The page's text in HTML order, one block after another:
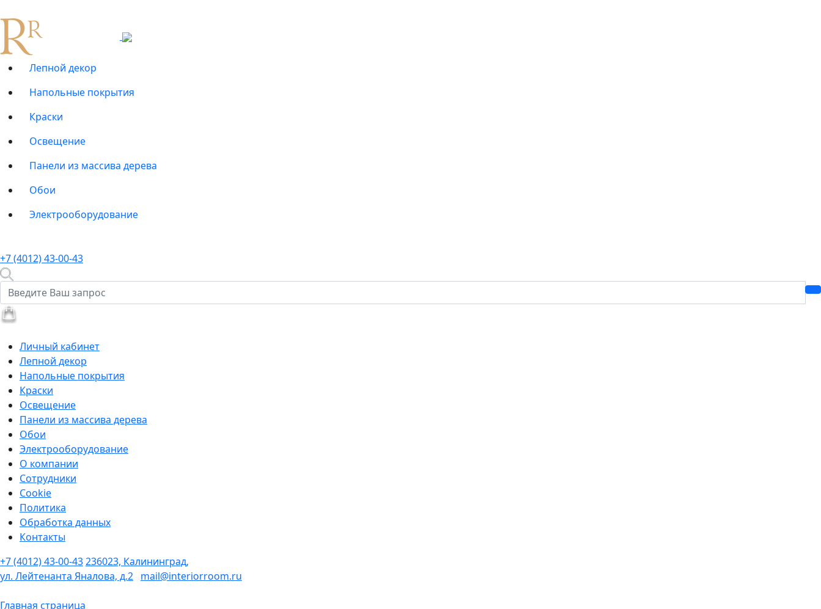
Лепной декор
Напольные покрытия
Краски
Освещение
Панели из массива дерева
Обои
Электрооборудование
+7 (4012) 43-00-43
Личный кабинет
Лепной декор
Напольные покрытия
Краски
Освещение
Панели из массива дерева
Обои
Электрооборудование
О компании
Сотрудники
Cookie
Политика
Обработка данных
Контакты
+7 (4012) 43-00-43236023, Калининград,
ул. Лейтенанта Яналова, д.2 mail@interiorroom.ru
Главная страница